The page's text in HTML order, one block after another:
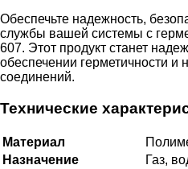
Обеспечьте надежность,
службы вашей системы с
607. Этот продукт станет
обеспечении герметичности и
соединений.
Технические
Материал
Назначение
Газ,